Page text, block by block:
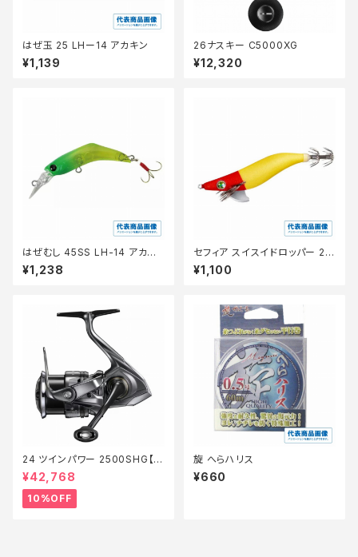
はぜ玉 25 LHー14 アカキン
¥1,139
26ナスキー C5000XG
¥12,320
はぜむし 45SS LH-14 アカキ
ン
¥1,238
セフィア スイスイドロッパー 2.5
号 QS-Z25Y アカミドリ 001
¥1,100
24 ツインパワー 2500SHG【継
続セール_リール】【10】
¥42,768
10%OFF
旋 へらハリス
¥660